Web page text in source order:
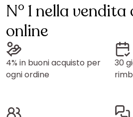
N° 1 nella
online
4% in buoni acquisto per
ogni ordine
30